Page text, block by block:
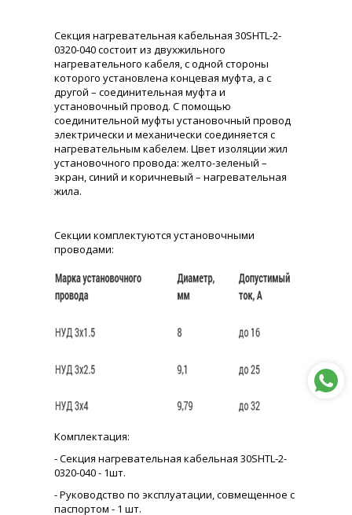
Секция нагревательная кабельная 30SHTL-2-
0320-040 состоит из двухжильного
нагревательного кабеля, с одной стороны
которого установлена концевая муфта, а с
другой – соединительная муфта и
установочный провод. С помощью
соединительной муфты установочный провод
электрически и механически соединяется с
нагревательным кабелем. Цвет изоляции жил
установочного провода: желто-зеленый –
экран, синий и коричневый – нагревательная
жила.
Секции комплектуются установочными
проводами:
Комплектация:
- Секция нагревательная кабельная 30SHTL-2-
0320-040 - 1шт.
- Руководство по эксплуатации, совмещенное с
паспортом - 1 шт.